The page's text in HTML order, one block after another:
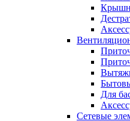
Для
Сетевые